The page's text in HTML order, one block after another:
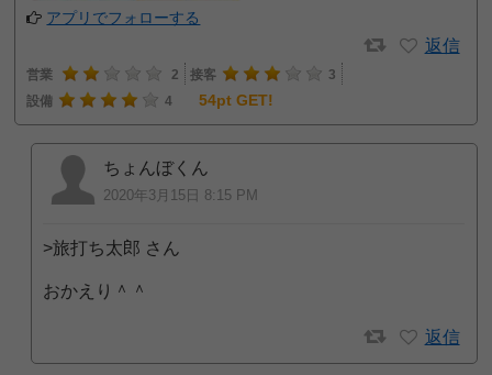
アプリでフォローする
返信
営業 2 接客
3
設備
4 54pt GET!
ちょんぼくん
2020年3月15日 8:15 PM
>旅打ち太郎 さん
おかえり＾＾
返信